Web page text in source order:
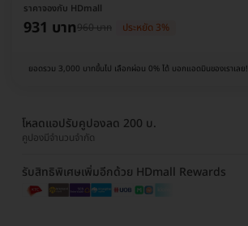
ราคาจองกับ HDmall
931 บาท960 บาท ประหยัด 3%
ยอดรวม 3,000 บาทขึ้นไป เลือกผ่อน 0% ได้ บอกแอดมินของเราเลย!
โหลดแอปรับคูปองลด 200 บ.
คูปองมีจำนวนจำกัด
รับสิทธิพิเศษเพิ่มอีกด้วย HDmall Rewards